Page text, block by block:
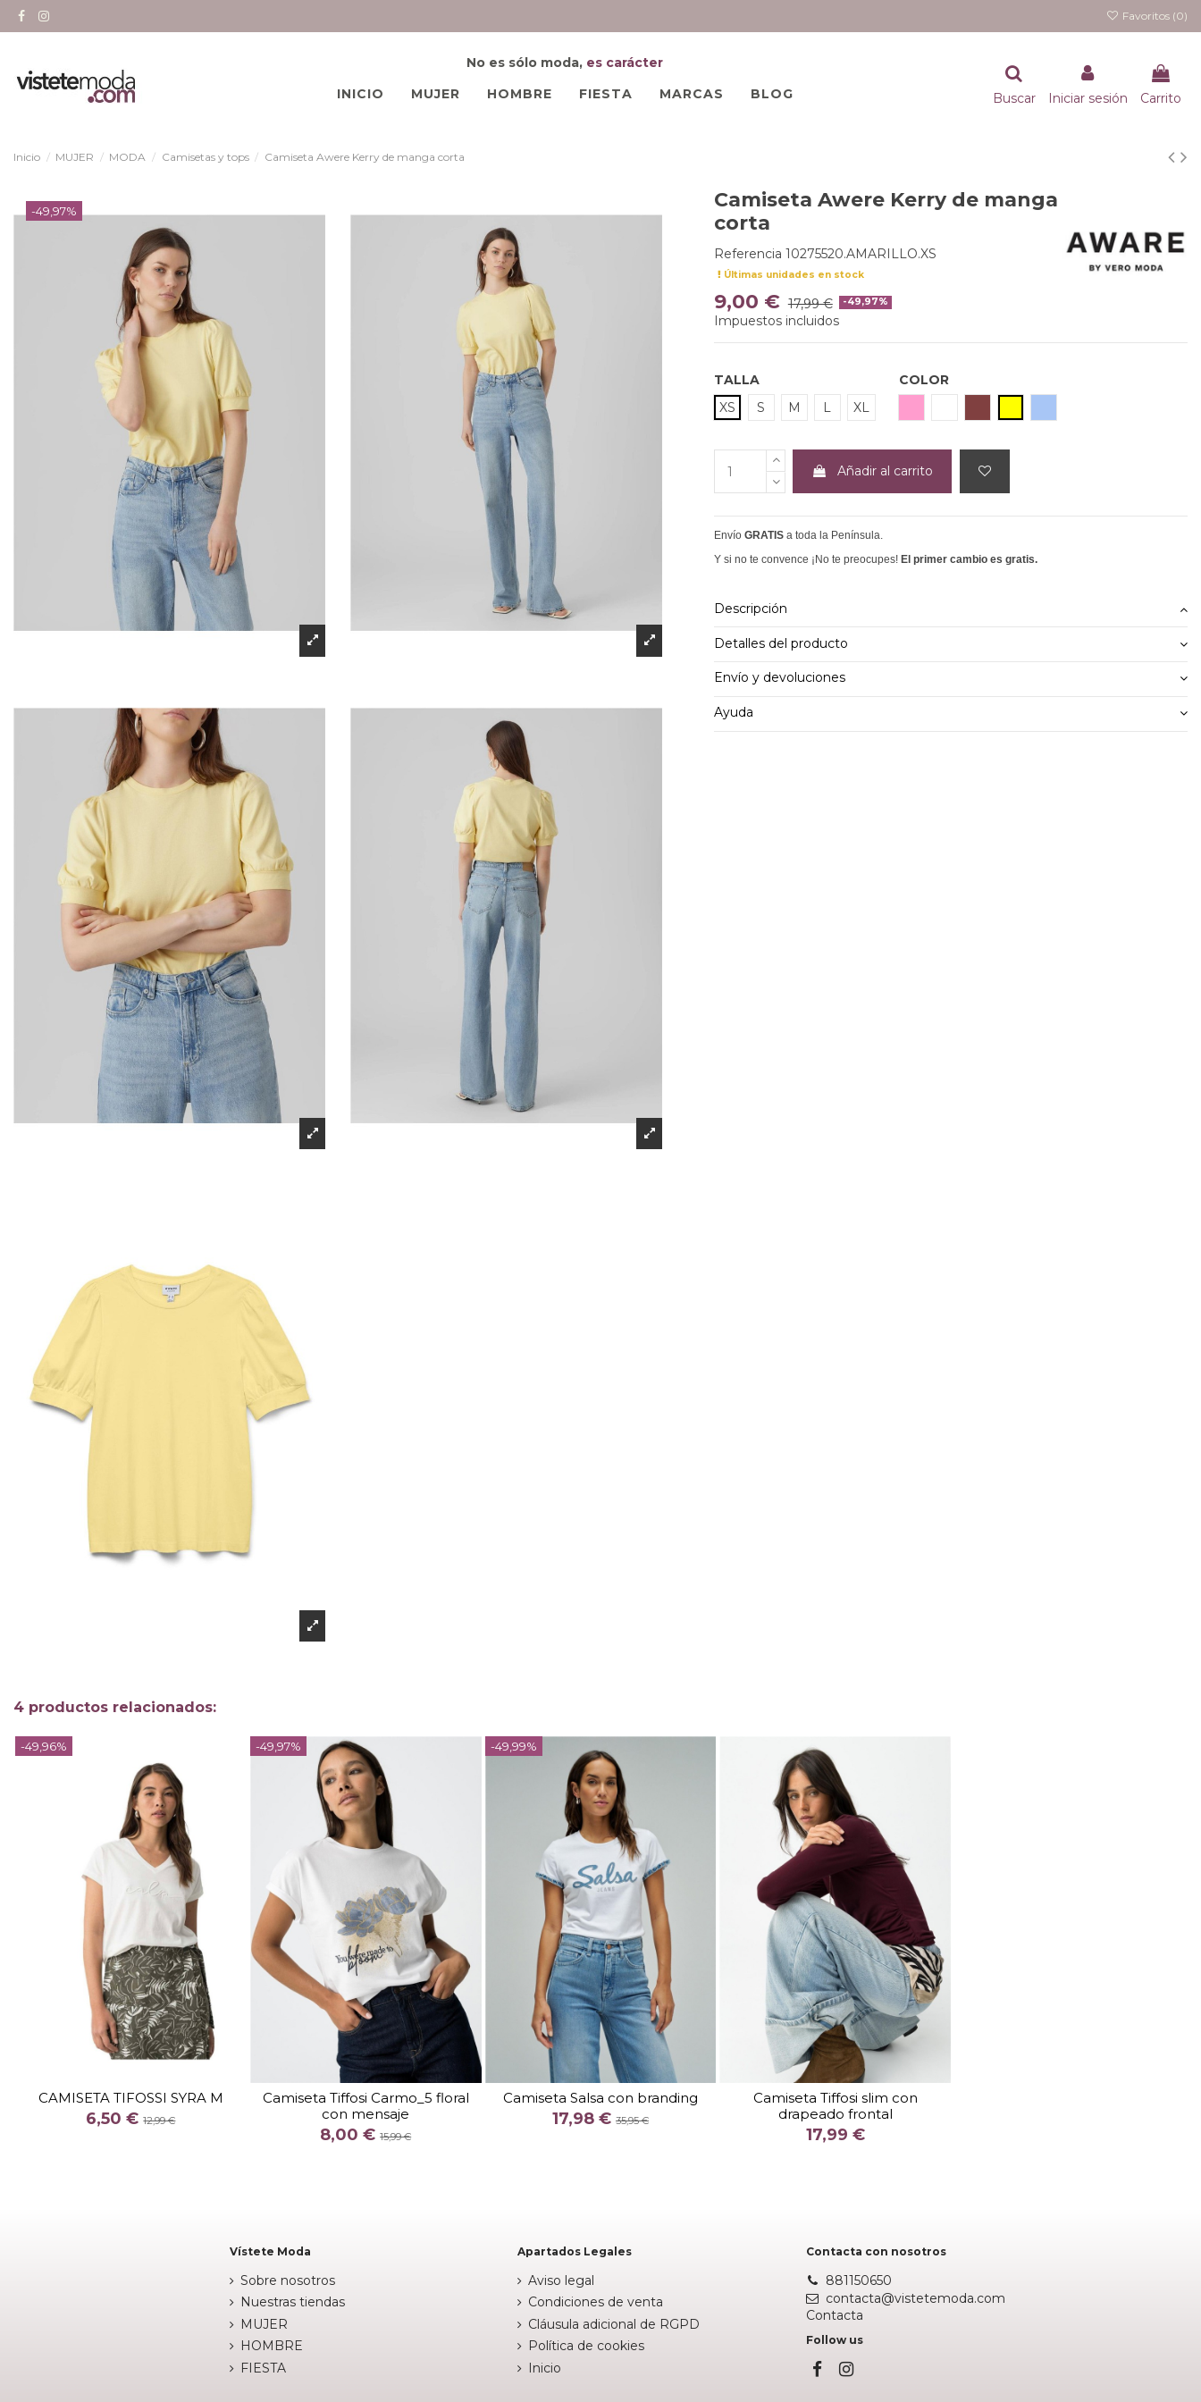
Favoritos (0)
No es sólo moda, es carácter
INICIO
MUJER HOMBRE FIESTA MARCAS BLOG Buscar Iniciar sesión Carrito
Inicio MUJER MODA Camisetas y tops Camiseta Awere Kerry de manga corta
-49,97%
Camiseta Awere Kerry de manga
corta
Referencia 10275520.AMARILLO.XS
Últimas unidades en stock
9,00 € 17,99 € -49,97%
Impuestos incluidos
TALLA
XS
S M L XL
COLOR
Añadir al carrito
Envío GRATIS a toda la Península.
Y si no te convence ¡No te preocupes! El primer cambio es gratis.
Descripción
Detalles del producto
Envío y devoluciones
Ayuda
4 productos relacionados:
-49,96%
CAMISETA TIFOSSI SYRA M
6,50 €12,99 €
TALLA
COLOR
-49,97%
Camiseta Tiffosi Carmo_5 floral
con mensaje
8,00 €15,99 €
TALLA
COLOR
-49,99%
Camiseta Salsa con branding
17,98 € 35,95 €
TALLA
COLOR
Camiseta Tiffosi slim con
drapeado frontal
17,99 €
TALLA
M
XL
COLOR
GRANATE
Vístete Moda
Sobre nosotros
Nuestras tiendas
MUJER
HOMBRE
FIESTA
Apartados Legales
Aviso legal
Condiciones de venta
Cláusula adicional de RGPD
Política de cookies
Inicio
Contacta con nosotros
881150650
contacta@vistetemoda.com
Contacta
Follow us